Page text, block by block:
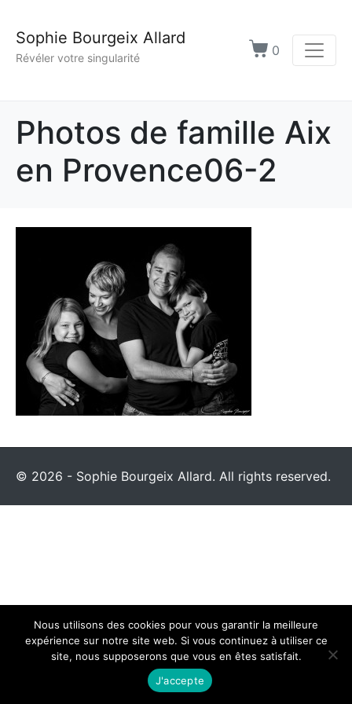
Sophie Bourgeix Allard
Révéler votre singularité 0
Photos de famille Aix
en Provence06-2
© 2026 - Sophie Bourgeix Allard. All rights reserved.
Nous utilisons des cookies pour vous garantir la meilleure
expérience sur notre site web. Si vous continuez à utiliser ce
site, nous supposerons que vous en êtes satisfait.
J'accepte